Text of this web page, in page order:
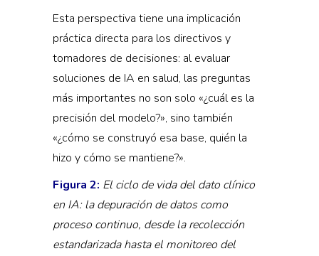
Esta perspectiva tiene una implicación
práctica directa para los directivos y
tomadores de decisiones: al evaluar
soluciones de IA en salud, las preguntas
más importantes no son solo «¿cuál es la
precisión del modelo?», sino también
«¿cómo se construyó esa base, quién la
hizo y cómo se mantiene?».
Figura 2: El ciclo de vida del dato clínico
en IA: la depuración de datos como
proceso continuo, desde la recolección
estandarizada hasta el monitoreo del